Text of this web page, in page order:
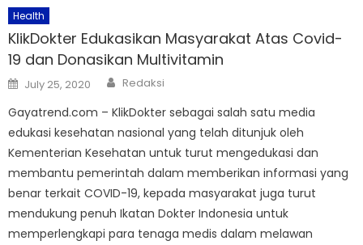
Health
KlikDokter Edukasikan Masyarakat Atas Covid-
19 dan Donasikan Multivitamin
Posted
on
July 25, 2020 Author
Redaksi
Gayatrend.com – KlikDokter sebagai salah satu media
edukasi kesehatan nasional yang telah ditunjuk oleh
Kementerian Kesehatan untuk turut mengedukasi dan
membantu pemerintah dalam memberikan informasi yang
benar terkait COVID-19, kepada masyarakat juga turut
mendukung penuh Ikatan Dokter Indonesia untuk
memperlengkapi para tenaga medis dalam melawan